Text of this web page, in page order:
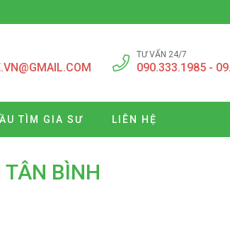
TƯ VẤN 24/7
090.333.1985 -
TÌM GIA SƯ LIÊN HỆ
BÌNH